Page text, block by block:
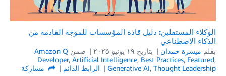
الوكلاء المستقلين: دليل قادة المؤسسات للموجة القادمة من
الذكاء الاصطناعي
بقلم ميسرة حمدان بتاريخ ۱۹ يونيو ۲۰۲۵ ضمن Amazon Q
Developer, Artificial Intelligence, Best Practices, Featured,
Generative AI, Thought Leadership الرابط الدائم
مشاركة